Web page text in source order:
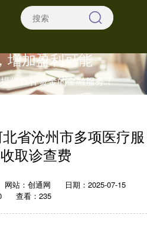
增加盈利可能
供杠杆资金的金融服务！
省沧州市多项医疗服
取诊查费
网站：创通网
日期：2025-07-15
查看：235